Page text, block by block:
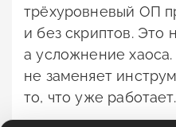
трёхуровневый ОП
и без скриптов. Это
а усложнение хаоса.
не заменяет
то, что уже работает.